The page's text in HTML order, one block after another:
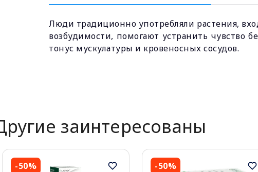
Люди традиционно употребляли растения,
возбудимости, помогают устранить чувство
тонус мускулатуры и кровеносных сосудов.
заинтересованы
-50% -50%